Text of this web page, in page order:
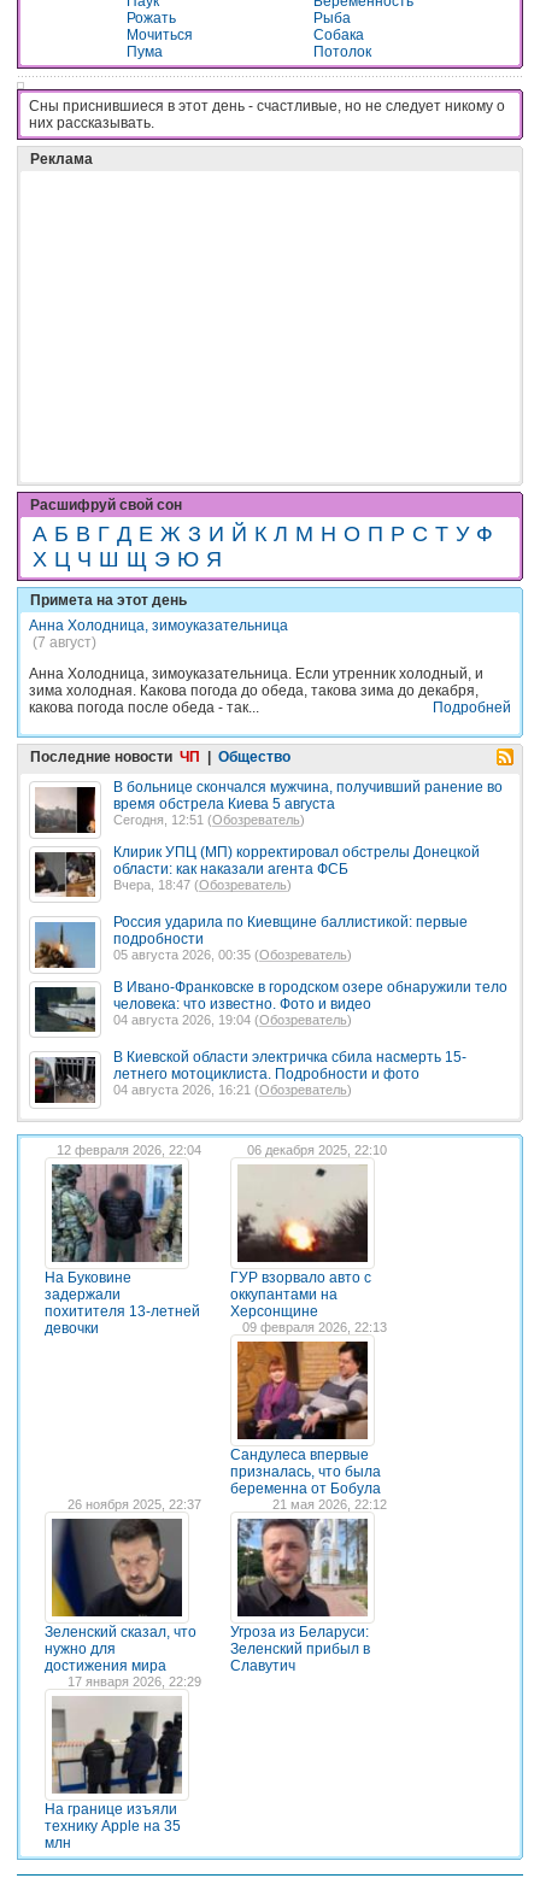
Рожать
Рыба
Мочиться
Собака
Пума
Потолок
Сны приснившиеся в этот день - cчacтливыe, нo нe cлeдyeт никoмy o
ниx paccкaзывaть.
Реклама
Расшифруй свой сон
А Б В Г Д Е Ж З И Й К Л М Н О П Р С Т У Ф
Х Ц Ч Ш Щ Э Ю Я
Примета на этот день
Анна Холодница, зимоуказательница
(7 август)
Анна Холодница, зимоуказательница. Если утренник холодный, и
зима холодная. Какова погода до обеда, такова зима до декабря,
какова погода после обеда - так...
Подробней
Последние новости ЧП
Общество
В больнице скончался мужчина, получивший ранение во
время обстрела Киева 5 августа
Сегодня, 12:51 (Обозреватель)
Клирик УПЦ (МП) корректировал обстрелы Донецкой
области: как наказали агента ФСБ
Вчера, 18:47 (Обозреватель)
Россия ударила по Киевщине баллистикой: первые
подробности
05 августа 2026, 00:35 (Обозреватель)
В Ивано-Франковске в городском озере обнаружили тело
человека: что известно. Фото и видео
04 августа 2026, 19:04 (Обозреватель)
В Киевской области электричка сбила насмерть 15-
летнего мотоциклиста. Подробности и фото
04 августа 2026, 16:21 (Обозреватель)
12 февраля 2026, 22:04
На Буковине
задержали
похитителя 13-летней
девочки
06 декабря 2025, 22:10
ГУР взорвало авто с
оккупантами на
Херсонщине
09 февраля 2026, 22:13
Сандулеса впервые
призналась, что была
беременна от Бобула
26 ноября 2025, 22:37
Зеленский сказал, что
нужно для
достижения мира
21 мая 2026, 22:12
Угроза из Беларуси:
Зеленский прибыл в
Славутич
17 января 2026, 22:29
На границе изъяли
технику Apple на 35
млн